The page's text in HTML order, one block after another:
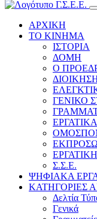
ΑΡΧΙΚΗ
ΤΟ ΚΙΝΗΜΑ
ΙΣΤΟΡΙΑ
ΔΟΜΗ
Ο
ΓΕΝΙΚΟ
Σ.Σ.Ε.
ΨΗΦΙΑΚΑ
ΚΑΤΗΓΟΡΙΕΣ
Δελτία
Γενικά